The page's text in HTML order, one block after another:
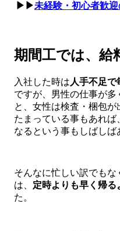
▶▶未経験・初心者歓
期間工では、給
入社した時は 人手不足で
ですが、男性の仕事が
と、女性は検査・梱包
たまっている事もあれ
なるという事もしばしば
そんなに忙しい訳でも
は、 定時よりも早く帰る
た。